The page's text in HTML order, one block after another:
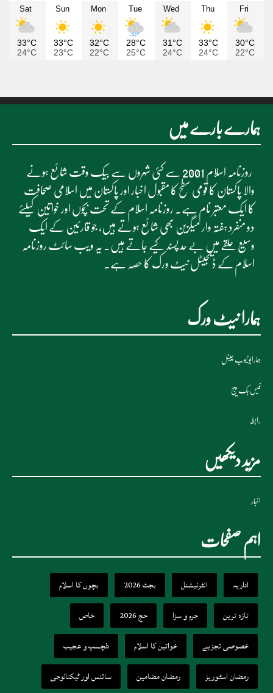
Sat
33°C
24°C
Sun
33°C
23°C
Mon
32°C
22°C
Tue
28°C
25°C
Wed
31°C
24°C
Thu
33°C
24°C
Fri
30°C
22°C
ہمارے بارے میں
روزنامہ اسلام 2001 سے کئی شہروں سے بیک وقت شائع ہونے
والا پاکستان کا قومی سطح کا مقبول اخبار اور پاکستان میں اسلامی صحافت
کا ایک معتبر نام ہے۔ روزنامہ اسلام کے تحت بچوں اور خواتین کیلئے
دو منفرد ہفتہ وار میگزین بھی شائع ہوتے ہیں، جو قارئین کے ایک
وسیع حلقے میں بے حد پسند کیے جاتے ہیں۔ یہ ویب سائٹ روزنامہ
اسلام کے ڈیجیٹل نیٹ ورک کا حصہ ہے۔
ہمارا نیٹ ورک
ہمارایوٹیوب چینل
فیس بک پیج
رابطہ
مزید دیکھیں
اخبار
اہم صفحات
اداریہ انٹرنیشنل بجٹ 2026
بچوں کا اسلام
تازہ ترین
جرم و سزا حج 2026
خاص
خصوصی تجزیے
خواتین کا اسلام
دلچسپ و عجیب
رمضان اسٹوریز
رمضان مضامین سائنس اور ٹیکنالوجی